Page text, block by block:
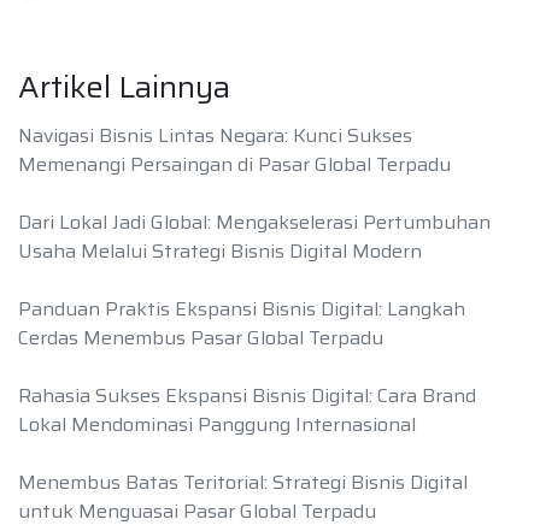
Artikel Lainnya
Navigasi Bisnis Lintas Negara: Kunci Sukses
Memenangi Persaingan di Pasar Global Terpadu
Dari Lokal Jadi Global: Mengakselerasi Pertumbuhan
Usaha Melalui Strategi Bisnis Digital Modern
Panduan Praktis Ekspansi Bisnis Digital: Langkah
Cerdas Menembus Pasar Global Terpadu
Rahasia Sukses Ekspansi Bisnis Digital: Cara Brand
Lokal Mendominasi Panggung Internasional
Menembus Batas Teritorial: Strategi Bisnis Digital
untuk Menguasai Pasar Global Terpadu